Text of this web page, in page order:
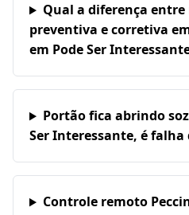
Qual a diferença
preventiva e corretiva
em Pode Ser
Portão fica abrindo
Ser Interessante, é falha
Controle remoto